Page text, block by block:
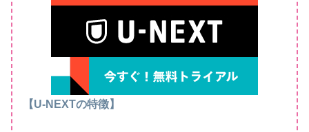
【U-NEXTの特徴】